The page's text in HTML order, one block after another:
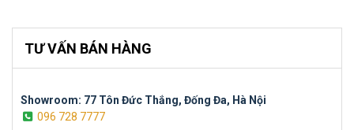
TƯ VẤN BÁN HÀNG
Showroom: 77 Tôn Đức Thắng, Đống Đa, Hà Nội
096 728 7777